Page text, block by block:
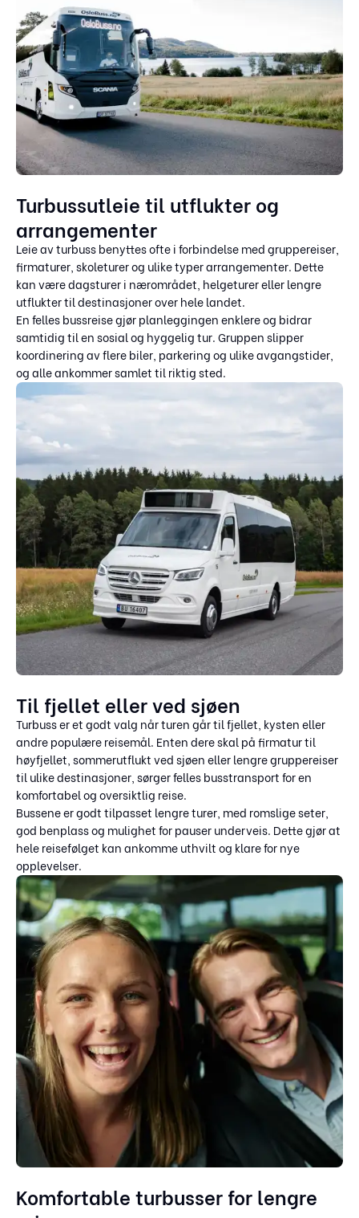
Turbussutleie til utflukter og
arrangementer
Leie av turbuss benyttes ofte i forbindelse med gruppereiser,
firmaturer, skoleturer og ulike typer arrangementer. Dette
kan være dagsturer i nærområdet, helgeturer eller lengre
utflukter til destinasjoner over hele landet.
En felles bussreise gjør planleggingen enklere og bidrar
samtidig til en sosial og hyggelig tur. Gruppen slipper
koordinering av flere biler, parkering og ulike avgangstider,
og alle ankommer samlet til riktig sted.
Til fjellet eller ved sjøen
Turbuss er et godt valg når turen går til fjellet, kysten eller
andre populære reisemål. Enten dere skal på firmatur til
høyfjellet, sommerutflukt ved sjøen eller lengre gruppereiser
til ulike destinasjoner, sørger felles busstransport for en
komfortabel og oversiktlig reise.
Bussene er godt tilpasset lengre turer, med romslige seter,
god benplass og mulighet for pauser underveis. Dette gjør at
hele reisefølget kan ankomme uthvilt og klare for nye
opplevelser.
Komfortable turbusser for lengre